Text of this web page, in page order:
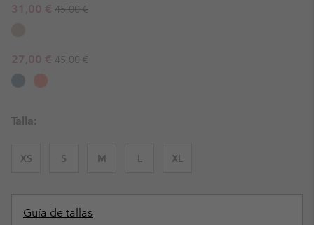
Sale price:
31,00 € Regular price:
45,00 €
Sale price:
27,00 € Regular price:
45,00 €
Talla:
XS S M L XL
Guía de tallas